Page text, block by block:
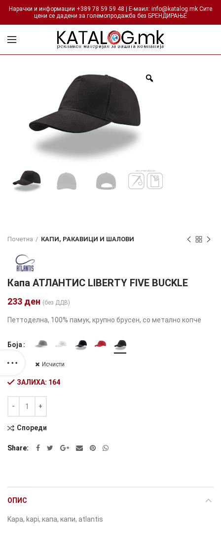
Нарачки и информации +389 78 59 59 48 | Е-маил: info@katalog.mk Сите
цени се дадени за големопродажба без БРЕНДИРАЊЕ
Почетна КАПИ, РАКАВИЦИ И ШАЛОВИ
Капа АТЛАНТИС LIBERTY FIVE BUCKLE
233 ден (без ДДВ)
Петтоделна, 100% памук, крупно брусен, со метално копче
Боја
Исчисти
ЗАЛИХА: 164
Alternative:
Спореди
Share
ОПИС
Kapa, kapi, капа, капи, atlantis